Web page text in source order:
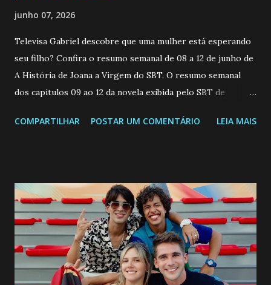
junho 07, 2026
Televisa Gabriel descobre que uma mulher está esperando
seu filho? Confira o resumo semanal de 08 a 12 de junho de
A História de Joana a Virgem do SBT. O resumo semanal
dos capitulos 09 ao 12 da novela exibida pelo SBT de
a Programação Semanal do SBT de 08/06/26 a 14/06/26
confessa a Gabriel que ele demonstrou ser o tipo de
pessoa que ela tanto desejou durante toda a vida. Camila
entra no quarto de Gabriel e imagina como seria o
encontro deles, quando conseguir seduzi-lo. Manuel avisa a
Paula sobre a suposta infidelidade de Gabriel com Joana.
Rogerio consegue se livrar de todas as suspeitas pelo
COMPARTILHAR POSTAR UM COMENTÁRIO LEIA MAIS